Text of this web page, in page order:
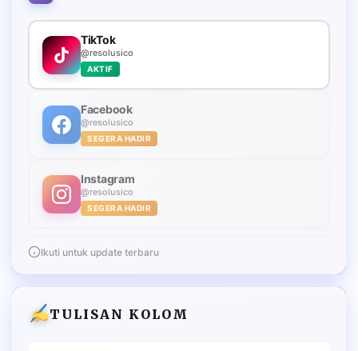
TikTok
@resolusico
AKTIF
Facebook
@resolusico
SEGERA HADIR
Instagram
@resolusico
SEGERA HADIR
Ikuti untuk update terbaru
TULISAN KOLOM